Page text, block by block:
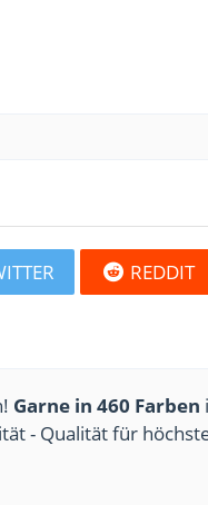
REDDIT
Garne in 460 Farben
- Qualität für